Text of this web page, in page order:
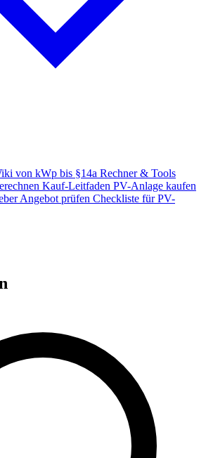
von kWp bis §14a Rechner & Tools
Kauf-Leitfaden PV-Anlage kaufen
Angebot prüfen Checkliste für PV-